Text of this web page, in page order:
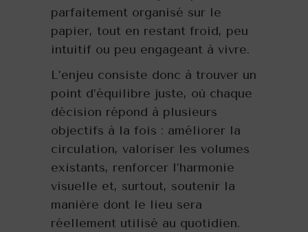
parfaitement organisé sur le
papier, tout en restant froid, peu
intuitif ou peu engageant à vivre.
L’enjeu consiste donc à trouver un
point d’équilibre juste, où chaque
décision répond à plusieurs
objectifs à la fois : améliorer la
circulation, valoriser les volumes
existants, renforcer l’harmonie
visuelle et, surtout, soutenir la
manière dont le lieu sera
réellement utilisé au quotidien.